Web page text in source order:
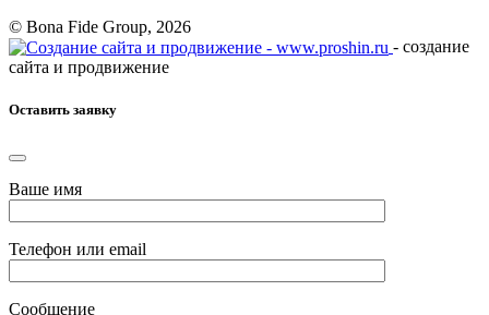
© Bona Fide Group, 2026
- создание
сайта и продвижение
Оставить заявку
Ваше имя
Телефон или email
Сообщение